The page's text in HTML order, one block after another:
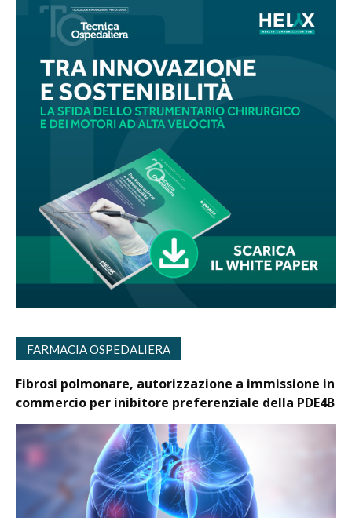
FARMACIA OSPEDALIERA
Fibrosi polmonare, autorizzazione a immissione in
commercio per inibitore preferenziale della PDE4B